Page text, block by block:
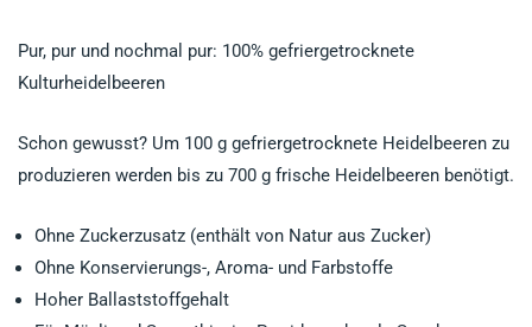
Pur, pur und nochmal pur: 100% gefriergetrocknete
Kulturheidelbeeren
Schon gewusst? Um 100 g gefriergetrocknete Heidelbeeren zu
produzieren werden bis zu 700 g frische Heidelbeeren benötigt.
Ohne Zuckerzusatz (enthält von Natur aus Zucker)
Ohne Konservierungs-, Aroma- und Farbstoffe
Hoher Ballaststoffgehalt